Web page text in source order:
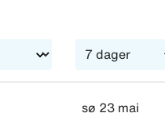
kan du bestille en leiebil
Hotellet har 21-
sø 23 mai